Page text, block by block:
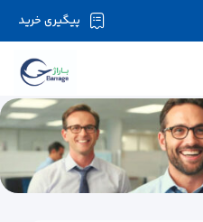
سرور قطع می باشد لطفا
پیگیری خرید